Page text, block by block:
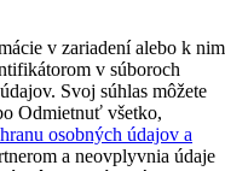
v zariadení alebo k nim
v súboroch
Svoj súhlas môžete
Odmietnuť všetko,
osobných údajov a
a neovplyvnia údaje